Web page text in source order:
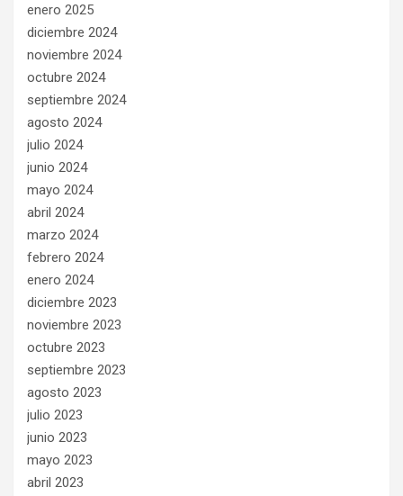
enero 2025
diciembre 2024
noviembre 2024
octubre 2024
septiembre 2024
agosto 2024
julio 2024
junio 2024
mayo 2024
abril 2024
marzo 2024
febrero 2024
enero 2024
diciembre 2023
noviembre 2023
octubre 2023
septiembre 2023
agosto 2023
julio 2023
junio 2023
mayo 2023
abril 2023